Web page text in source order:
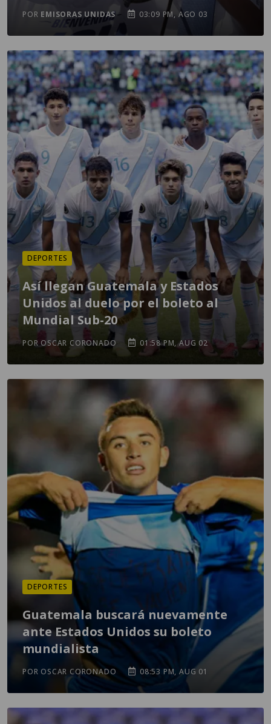
POR EMISORAS UNIDAS 03:09 PM, AGO 03
DEPORTES
Así llegan Guatemala y Estados
Unidos al duelo por el boleto al
Mundial Sub-20
POR OSCAR CORONADO 01:58 PM, AUG 02
DEPORTES
Guatemala buscará nuevamente
ante Estados Unidos su boleto
mundialista
POR OSCAR CORONADO 08:53 PM, AUG 01